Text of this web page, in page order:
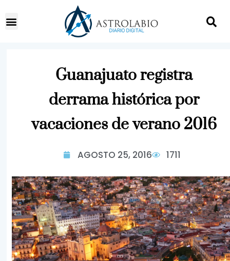
Guanajuato registra
derrama histórica por
vacaciones de verano 2016
AGOSTO 25, 2016 1711